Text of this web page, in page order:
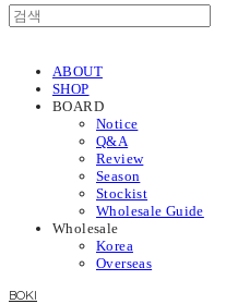
ABOUT
SHOP
BOARD
Notice
Q&A
Review
Season
Stockist
Wholesale Guide
Wholesale
Korea
Overseas
BOKI